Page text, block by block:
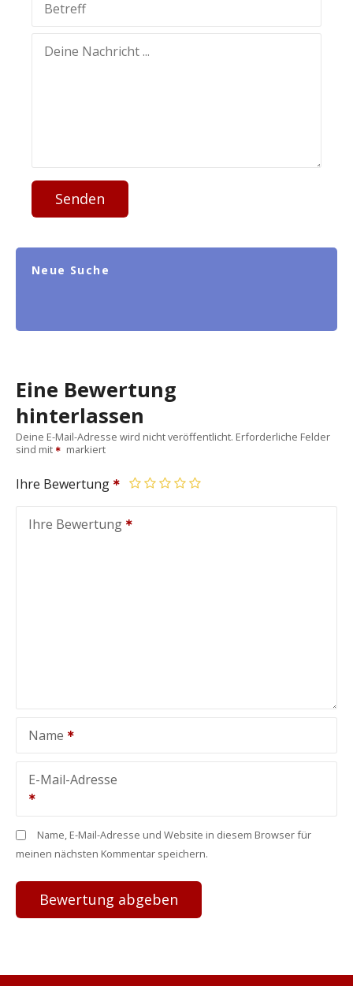
Senden
Neue Suche
Eine Bewertung
hinterlassen
Deine E-Mail-Adresse wird nicht veröffentlicht. Erforderliche Felder
sind mit
markiert
Ihre Bewertung
Ihre Bewertung
Name
E-Mail-Adresse
Name, E-Mail-Adresse und Website in diesem Browser für
meinen nächsten Kommentar speichern.